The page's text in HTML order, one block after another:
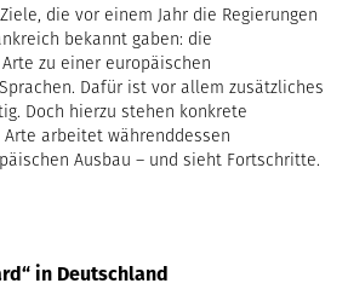
die vor einem Jahr die Regierungen
bekannt gaben: die
zu einer europäischen
Dafür ist vor allem zusätzliches
Doch hierzu stehen konkrete
arbeitet währenddessen
Ausbau – und sieht Fortschritte.
in Deutschland